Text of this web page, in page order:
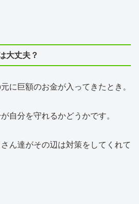
大丈夫？
に巨額のお金が入ってきたとき。
自分を守れるかどうかです。
ん達がその辺は対策をしてくれて